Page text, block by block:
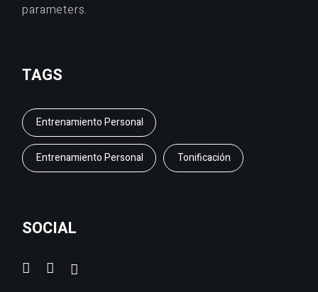
parameters.
TAGS
Entrenamiento Personal
Entrenamiento Personal Tonificación
SOCIAL